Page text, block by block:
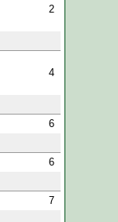
2
4
6
6
7